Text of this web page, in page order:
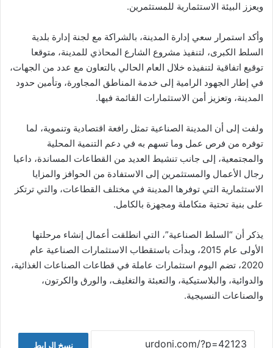
ويعزز البيئة الاستثمارية للمستثمرين.
وأكد استمرار سعي إدارة المدينة، بالشراكة مع لجنة إدارة بلدية
السلط الكبرى، لتنفيذ مشروع الشارع المحاذي للمدينة، متوقعا
توقيع اتفاقية لتنفيذه خلال العام الحالي بالتعاون مع عدد من الجهات،
في إطار الجهود الرامية إلى خدمة المناطق المجاورة، وتأمين حدود
المدينة، وتعزيز أمن الاستثمارات القائمة فيها.
ولفت إلى أن المدينة الصناعية تمثل رافعة اقتصادية وتنموية، لما
توفره من فرص عمل وما تسهم به في دعم التنمية المحلية
والمجتمعية، إلى جانب تنشيط العديد من القطاعات المساندة، داعيا
رجال الأعمال والمستثمرين إلى الاستفادة من الحوافز والمزايا
الاستثمارية التي توفرها المدينة في مختلف القطاعات، والتي ترتكز
على بنية تحتية متكاملة ومجهزة بالكامل.
يذكر أن “السلط الصناعية”، التي انطلقت أعمال إنشاء مرحلتها
الأولى عام 2015، وبدأت باستقطاب الاستثمارات الصناعية عام
2020، تضم اليوم استثمارات عاملة في قطاعات الصناعات الغذائية،
والدوائية، والبلاستيكية، والتعبئة والتغليف، والورق والكرتون،
والصناعات النسيجية.
نسخ الرابط